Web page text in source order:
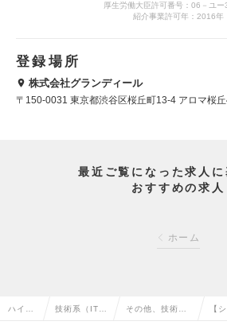
厚生労働大臣許可番号：06－ユ
紹介事業許可年：2016年
登録場所
株式会社グランディール
〒150-0031 東京都渋谷区桜丘町13-4 アロマ桜
最近ご覧になった求人に
おすすめの求人
ホーム
ハイク 技術系（IT・ その他、技術系 【